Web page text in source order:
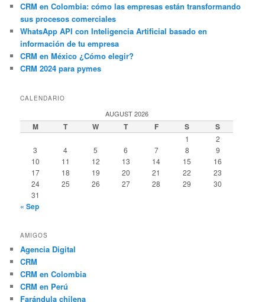
CRM en Colombia: cómo las empresas están transformando
sus procesos comerciales
WhatsApp API con Inteligencia Artificial basado en
información de tu empresa
CRM en México ¿Cómo elegir?
CRM 2024 para pymes
CALENDARIO
AUGUST 2026
M T W T F S S
1
2
3
4 5 6 7 8
9
10
11 12 13 14 15
16
17
18 19 20 21 22
23
24
25 26 27 28 29
30
31
« Sep
AMIGOS
Agencia Digital
CRM
CRM en Colombia
CRM en Perú
Farándula chilena